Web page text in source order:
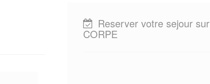
Reserver votre sejour sur
CORPE